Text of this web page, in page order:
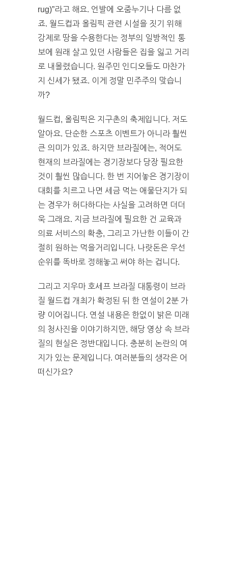
rug)”라고 해요. 언발에 오줌누기나 다름 없
죠. 월드컵과 올림픽 관련 시설을 짓기 위해
강제로 땅을 수용한다는 정부의 일방적인 통
보에 원래 살고 있던 사람들은 집을 잃고 거리
로 내몰렸습니다. 원주민 인디오들도 마찬가
지 신세가 됐죠. 이게 정말 민주주의 맞습니
까?
월드컵, 올림픽은 지구촌의 축제입니다. 저도
알아요. 단순한 스포츠 이벤트가 아니라 훨씬
큰 의미가 있죠. 하지만 브라질에는, 적어도
현재의 브라질에는 경기장보다 당장 필요한
것이 훨씬 많습니다. 한 번 지어놓은 경기장이
대회를 치르고 나면 세금 먹는 애물단지가 되
는 경우가 허다하다는 사실을 고려하면 더더
욱 그래요. 지금 브라질에 필요한 건 교육과
의료 서비스의 확충, 그리고 가난한 이들이 간
절히 원하는 먹을거리입니다. 나랏돈은 우선
순위를 똑바로 정해놓고 써야 하는 겁니다.
그리고 지우마 호세프 브라질 대통령이 브라
질 월드컵 개최가 확정된 뒤 한 연설이 2분 가
량 이어집니다. 연설 내용은 한없이 밝은 미래
의 청사진을 이야기하지만, 해당 영상 속 브라
질의 현실은 정반대입니다. 충분히 논란의 여
지가 있는 문제입니다. 여러분들의 생각은 어
떠신가요?